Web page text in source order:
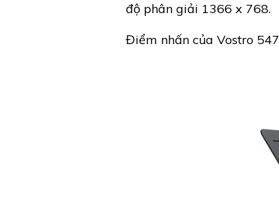
độ phân giải 1366 x 768.
Điểm nhấn của Vostro